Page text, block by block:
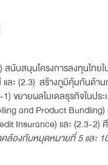
นับสนุนโครงการลงทุนไทย
ละ (2.3) สร้างภูมิคุ้มกันด้าน
ขยายผลโมเดลธุรกิจในปร
and Product
Insurance) และ (2.3-2)
ล้องกับหมุดหมายที่ 5 และ